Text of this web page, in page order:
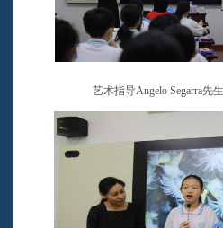
艺术指导Angelo Segarra先